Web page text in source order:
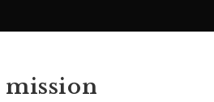
mission